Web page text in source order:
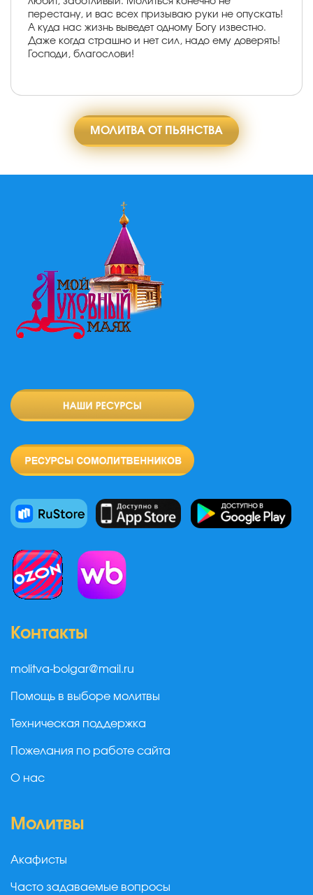
перестану, и вас всех призываю руки не опускать!
А куда нас жизнь выведет одному Богу известно.
Даже когда страшно и нет сил, надо ему доверять!
Господи, благослови!
МОЛИТВА ОТ ПЬЯНСТВА
Контакты
molitva-bolgar@mail.ru
Помощь в выборе молитвы
Техническая поддержка
Пожелания по работе сайта
О нас
Молитвы
Акафисты
Часто задаваемые вопросы